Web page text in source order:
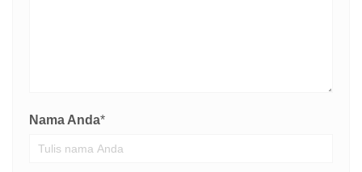
Nama Anda*